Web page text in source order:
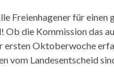
Freienhagener für einen
Ob die Kommission das
ersten Oktoberwoche
vom Landesentscheid